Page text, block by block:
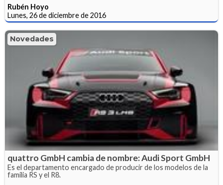
Rubén Hoyo
Lunes, 26 de diciembre de 2016
Novedades
quattro GmbH cambia de nombre: Audi Sport GmbH
Es el departamento encargado de producir de los modelos de la
familia RS y el R8.